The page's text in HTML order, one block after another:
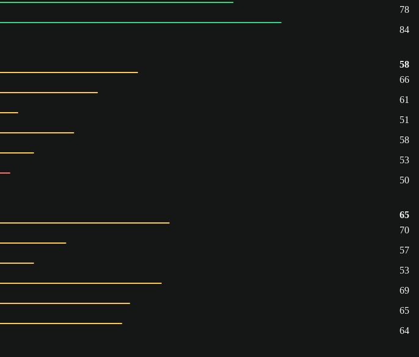
78
84
58
66
61
51
58
53
50
65
70
57
53
69
65
64